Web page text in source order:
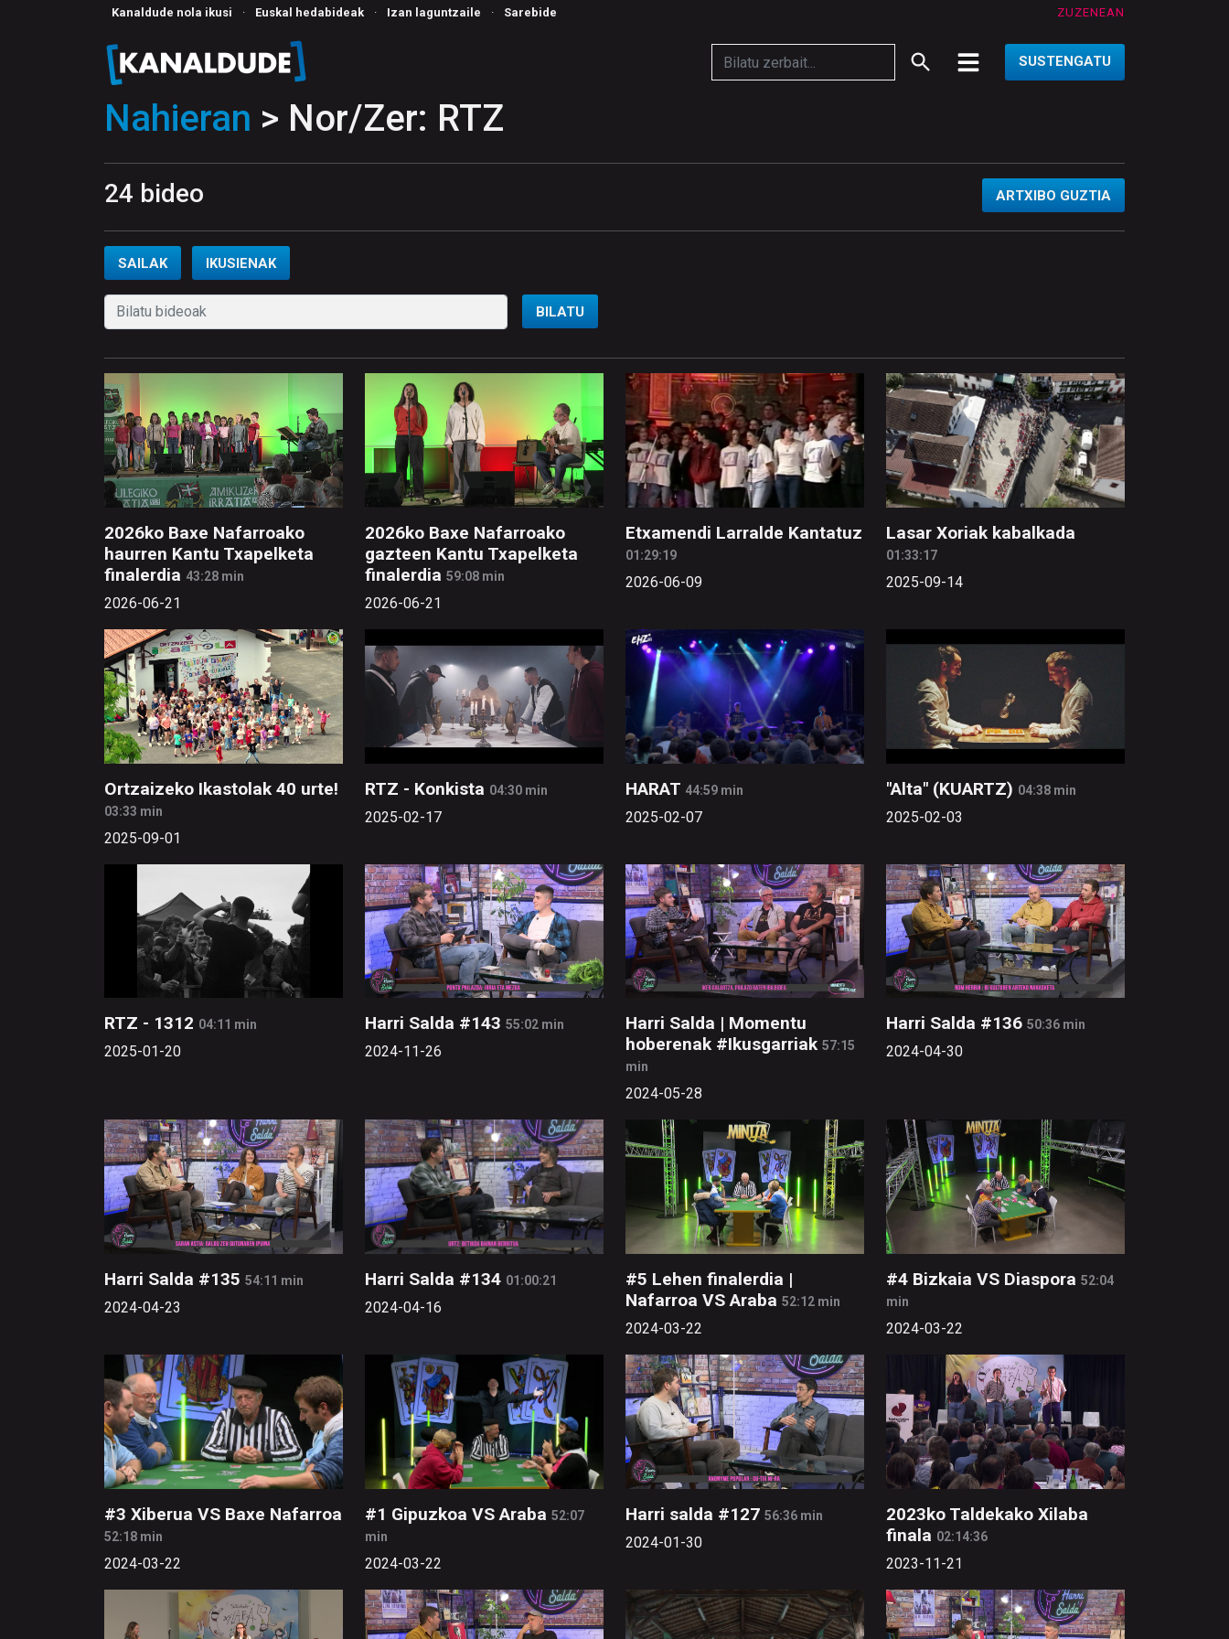
Kanaldude nola ikusi · Euskal hedabideak · Izan laguntzaile · Sarebide ZUZENEAN
SUSTENGATU
Nahieran > Nor/Zer: RTZ
24 bideo ARTXIBO GUZTIA
SAILAK IKUSIENAK
BILATU
2026ko Baxe Nafarroako
haurren Kantu Txapelketa
finalerdia 43:28 min
2026-06-21
2026ko Baxe Nafarroako
gazteen Kantu Txapelketa
finalerdia 59:08 min
2026-06-21
Etxamendi Larralde Kantatuz
01:29:19
2026-06-09
Lasar Xoriak kabalkada
01:33:17
2025-09-14
Ortzaizeko Ikastolak 40 urte!
03:33 min
2025-09-01
RTZ - Konkista 04:30 min
2025-02-17
HARAT 44:59 min
2025-02-07
"Alta" (KUARTZ) 04:38 min
2025-02-03
RTZ - 1312 04:11 min
2025-01-20
Harri Salda #143 55:02 min
2024-11-26
Harri Salda | Momentu
hoberenak #Ikusgarriak 57:15
min
2024-05-28
Harri Salda #136 50:36 min
2024-04-30
Harri Salda #135 54:11 min
2024-04-23
Harri Salda #134 01:00:21
2024-04-16
#5 Lehen finalerdia |
Nafarroa VS Araba 52:12 min
2024-03-22
#4 Bizkaia VS Diaspora 52:04
min
2024-03-22
#3 Xiberua VS Baxe Nafarroa
52:18 min
2024-03-22
#1 Gipuzkoa VS Araba 52:07
min
2024-03-22
Harri salda #127 56:36 min
2024-01-30
2023ko Taldekako Xilaba
finala 02:14:36
2023-11-21